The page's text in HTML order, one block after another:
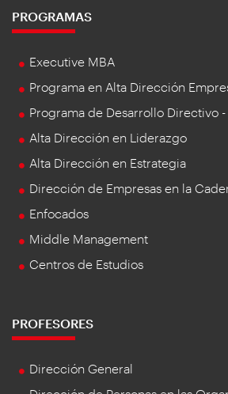
PROGRAMAS
Executive MBA
Programa en Alta Dirección
Programa de Desarrollo Directivo -
Alta Dirección en Liderazgo
Alta Dirección en Estrategia
Dirección de Empresas en la
Enfocados
Middle Management
Centros de Estudios
PROFESORES
Dirección General